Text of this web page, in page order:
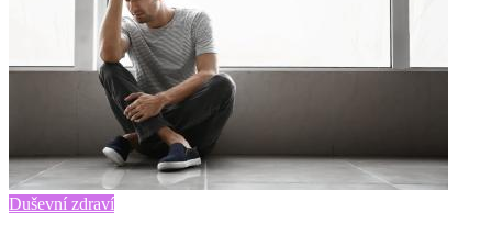
Duševní zdraví